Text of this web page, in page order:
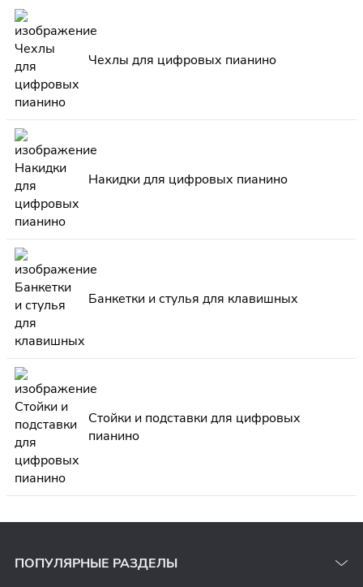
Чехлы для цифровых пианино
Накидки для цифровых пианино
Банкетки и стулья для клавишных
Стойки и подставки для цифровых
пианино
ПОПУЛЯРНЫЕ РАЗДЕЛЫ